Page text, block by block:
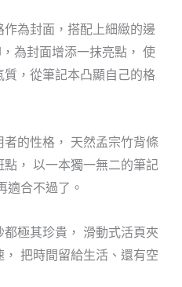
為封面，搭配上細緻的邊
為封面增添一抹亮點， 使
，從筆記本凸顯自己的格
的性格， 天然孟宗竹背條
， 以一本獨一無二的筆記
適合不過了。
極其珍貴， 滑動式活頁夾
把時間留給生活、還有空